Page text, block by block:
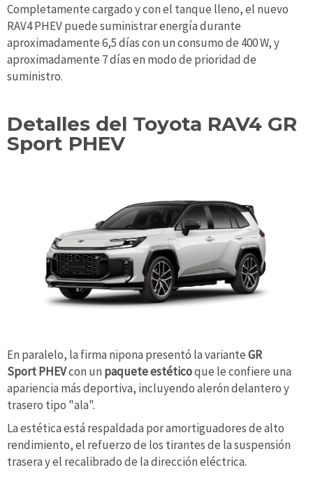
Completamente cargado y con el tanque lleno, el nuevo
RAV4 PHEV puede suministrar energía durante
aproximadamente 6,5 días con un consumo de 400 W, y
aproximadamente 7 días en modo de prioridad de
suministro.
Detalles del Toyota RAV4 GR
Sport PHEV
En paralelo, la firma nipona presentó la varianteGR
Sport PHEVcon un paquete estéticoque le confiere una
apariencia más deportiva, incluyendo alerón delantero y
trasero tipo "ala".
La estética está respaldada por amortiguadores de alto
rendimiento, el refuerzo de los tirantes de la suspensión
trasera y el recalibrado de la dirección eléctrica.